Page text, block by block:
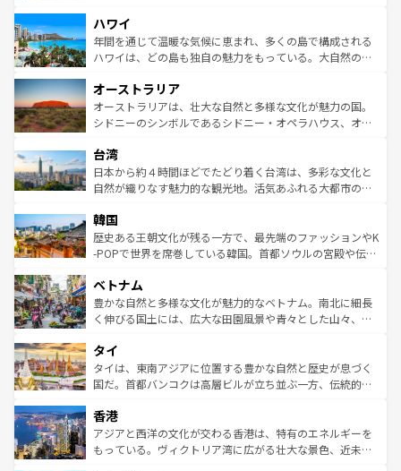
ば市内交通費無料で観光を楽しむこともできる。 なお、新
着のスイス情報はコンテンツ一覧 を参照してほしい。
のような巨大都市は、観光、ショッピング、エンターテイ
ンメントが詰まった刺激的なスポットだ。一方、アメリカ
西部には大自然が広がり、グランドキャニオンやイエロー
部のニューオーリンズでは、音楽と美食が融合した独特の
文化が魅力。旅行者はアメリカの各地域で異なる魅力を楽
しみながら、その多様性と豊かな歴史を感じることができ
ならではの贅沢な旅のスタイルだ。 なお、新着のアメリカ
情報はコンテンツ一覧を参照してほしい。
ハワイ
年間を通じて温暖な気候に恵まれ、多くの島で構成される
ハワイは、どの島も独自の魅力をもっている。大自然の神
ワイ島は見逃せない。また、定番の観光地といえばオアフ
島だが、静かな自然を求めるならマウイ島やカウアイ島が
おすすめ。エメラルドグリーンに輝く海をはじめ、豊かな
れるおもてなしの心で訪れる人々を迎えてくれるハワイの
人々、おいしいローカルフードやハワイアンミュージッ
ク、伝統的なフラダンスなど、すべてがハワイの魅力を彩
ワイを、存分に味わってほしい。 なお、新着のハワイ情報
はコンテンツ一覧を参照してほしい。
オーストラリア
オーストラリアは、壮大な自然と多様な文化が魅力の国。
シドニーのシンボルであるシドニー・オペラハウス、オー
リアリーフや大陸中央部にそびえるウルル（エアーズロッ
ク）、タスマニアの美しい原生林やケアンズの熱帯雨林な
ど、見どころがたくさん。また、カフェやワイン、オージ
いる。アクティビティも充実しており、サーフィンやダイ
ビング、ハイキングなど、アウトドア好きにはたまらな
い。オーストラリアの多彩な魅力を存分に味わいつくそ
参照してほしい。
台湾
日本から約４時間ほどでたどり着く台湾は、多彩な文化と
自然が織りなす魅力的な観光地。活気あふれる大都市の台
ン）、静ひつな山岳地帯である台湾東部など、都市の喧騒
と山間の静けさが共存しており、訪れる人に新しい発見と
驚きをもたらしてくれる。また、奥深い台湾の食文化も魅
容にもいいと評判のスイーツなど、バラエティ豊かな料理
が味わえる。 なお、新着の台湾情報は コンテンツ一覧を参
照してほしい。
韓国
歴史ある王朝文化が残る一方で、最先端のファッションやK
-POPで世界を席巻している韓国。首都ソウルの宮殿や伝統
き、地方に足を延ばせば四季折々の自然美を楽しむことが
できる。そして、キムチや焼肉、絶品のストリートフード
まで、さまざまな韓国料理が待っている。夜には、韓国な
リティに包まれながら、韓国の多彩な魅力を心ゆくまで味
わってみてほしい。 なお、新着の韓国情報はコンテンツ一
覧を参照してほしい。
ベトナム
豊かな自然と多様な文化が魅力的なベトナム。南北に細長
く伸びる国土には、広大な田園風景や青々とした山々、世
急速な発展と共に伝統が息づく。ハノイの古い町並みやホ
ーチミン市のフランス統治時代の建物も、独特の雰囲気を
醸し出している。また、バラエティの豊かさとおいしさで
とつ。フォーやバインミー、ベトナムコーヒーなどは、ぜ
ひ現地で味わいたい。どの地域を訪れてもあたたかい人々
が旅行者を迎えてくれるので、きっと忘れられない旅にな
タイ
タイは、東南アジアに位置する豊かな自然と歴史が息づく
国だ。首都バンコクは高層ビルが立ち並ぶ一方、伝統的な
の活気が交差している。北部ではチェンマイなどの山岳地
帯で自然と触れ合い、南部ではプーケットやクラビの美し
いビーチでリゾート気分を楽しむことができる。タイ料理
香港
アジアと西洋の文化が交わる香港は、特有のエネルギーを
もっている。ヴィクトリア湾に広がる壮大な景色、近未来